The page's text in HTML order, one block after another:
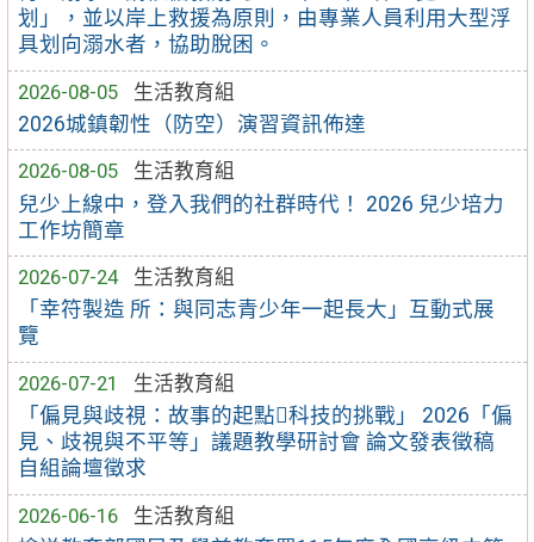
划」，並以岸上救援為原則，由專業人員利用大型浮
具划向溺水者，協助脫困。
2026-08-05
生活教育組
2026城鎮韌性（防空）演習資訊佈達
2026-08-05
生活教育組
兒少上線中，登入我們的社群時代！ 2026 兒少培力
工作坊簡章
2026-07-24
生活教育組
「幸符製造 所：與同志青少年一起長大」互動式展
覽
2026-07-21
生活教育組
「偏見與歧視：故事的起點科技的挑戰」 2026「偏
見、歧視與不平等」議題教學研討會 論文發表徵稿
自組論壇徵求
2026-06-16
生活教育組